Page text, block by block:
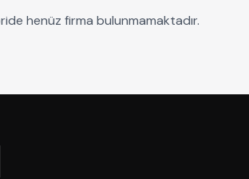
henüz firma bulunmamaktadır.